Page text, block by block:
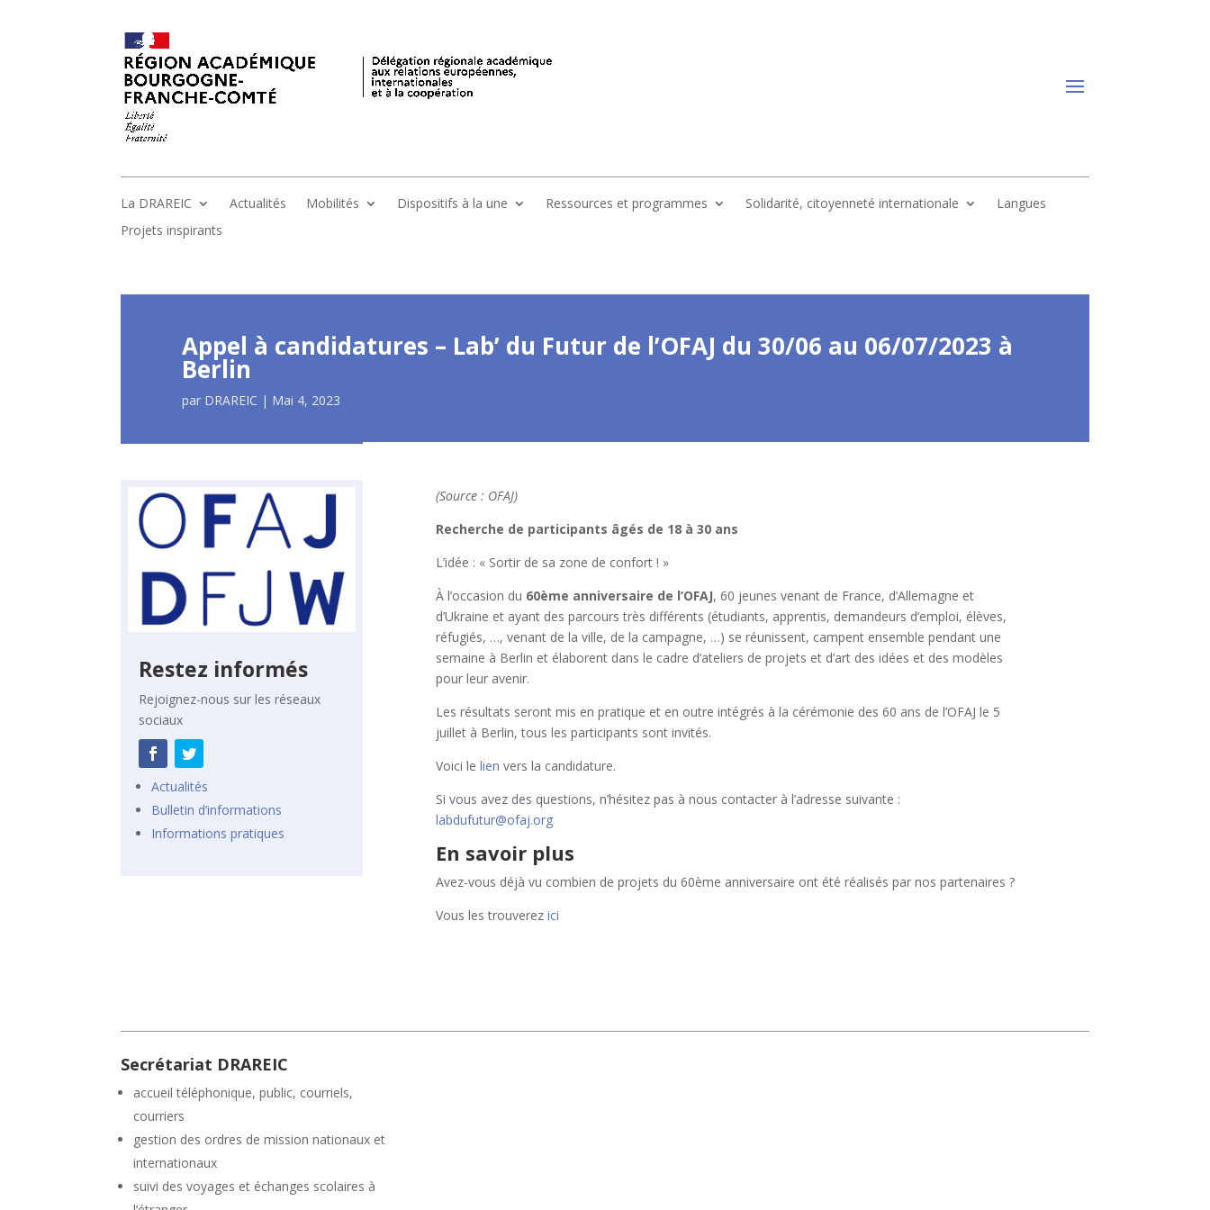
La DRAREIC Actualités Mobilités Dispositifs à la une Ressources et programmes Solidarité, citoyenneté internationale
Langues
Projets inspirants
Appel à candidatures – Lab’ du Futur de l’OFAJ du 30/06 au 06/07/2023 à
Berlin
par DRAREIC | Mai 4, 2023
Restez informés
Rejoignez-nous sur les réseaux
sociaux
Actualités
Bulletin d’informations
Informations pratiques
(Source : OFAJ)
Recherche de participants âgés de 18 à 30 ans
L’idée : « Sortir de sa zone de confort ! »
À l’occasion du 60ème anniversaire de l’OFAJ, 60 jeunes venant de France, d’Allemagne et
d’Ukraine et ayant des parcours très différents (étudiants, apprentis, demandeurs d’emploi, élèves,
réfugiés, …, venant de la ville, de la campagne, …) se réunissent, campent ensemble pendant une
semaine à Berlin et élaborent dans le cadre d’ateliers de projets et d’art des idées et des modèles
pour leur avenir.
Les résultats seront mis en pratique et en outre intégrés à la cérémonie des 60 ans de l’OFAJ le 5
juillet à Berlin, tous les participants sont invités.
Voici le lien vers la candidature.
Si vous avez des questions, n’hésitez pas à nous contacter à l’adresse suivante :
labdufutur@ofaj.org
En savoir plus
Avez-vous déjà vu combien de projets du 60ème anniversaire ont été réalisés par nos partenaires ?
Vous les trouverez ici
Secrétariat DRAREIC
accueil téléphonique, public, courriels,
courriers
gestion des ordres de mission nationaux et
internationaux
suivi des voyages et échanges scolaires à